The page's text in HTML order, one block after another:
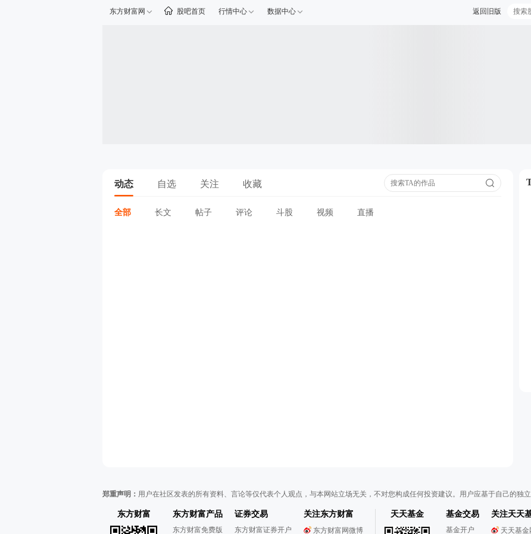
东方财富网 股吧首页 行情中心 数据中心 返回旧版
动态 自选 关注 收藏
全部 长文 帖子 评论 斗股 视频 直播
郑重声明： 用户在社区发表的所有资料、言论等仅代表个人观点，与本网站立场无关，不对您构成任何投资建议。用户应基于自己的独
东方财富 东方财富产品
东方财富免费版
证券交易
东方财富证券开户
关注东方财富
东方财富网微博
天天基金 基金交易
基金开户
关注天天
天天基